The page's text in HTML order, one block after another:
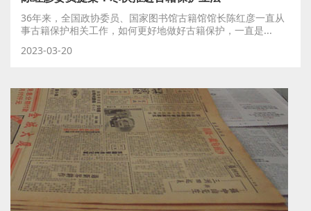
36年来，全国政协委员、国家图书馆古籍馆馆长陈红彦一直从
事古籍保护相关工作，如何更好地做好古籍保护，一直是...
2023-03-20